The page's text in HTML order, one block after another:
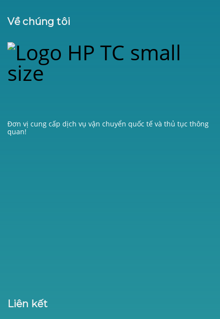
Về chúng tôi
Đơn vị cung cấp dịch vụ vận chuyển quốc tế và thủ tục thông
quan!
Liên kết